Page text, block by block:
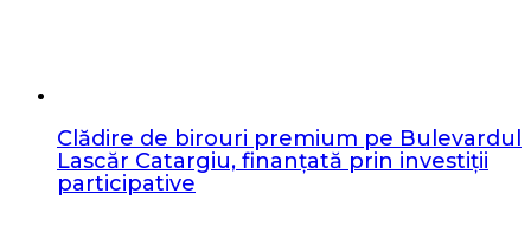
Clădire de birouri premium pe Bulevardul
Lascăr Catargiu, finanțată prin investiții
participative